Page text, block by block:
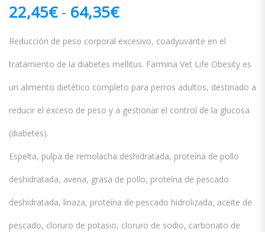
22,45€ - 64,35€Rango de precios:
Reducción de peso corporal excesivo, coadyuvante en el
tratamiento de la diabetes mellitus. Farmina Vet Life Obesity es
un alimento dietético completo para perros adultos, destinado a
reducir el exceso de peso y a gestionar el control de la glucosa
(diabetes).
Espelta, pulpa de remolacha deshidratada, proteína de pollo
deshidratada, avena, grasa de pollo, proteína de pescado
deshidratada, linaza, proteína de pescado hidrolizada, aceite de
pescado, cloruro de potasio, cloruro de sodio, carbonato de